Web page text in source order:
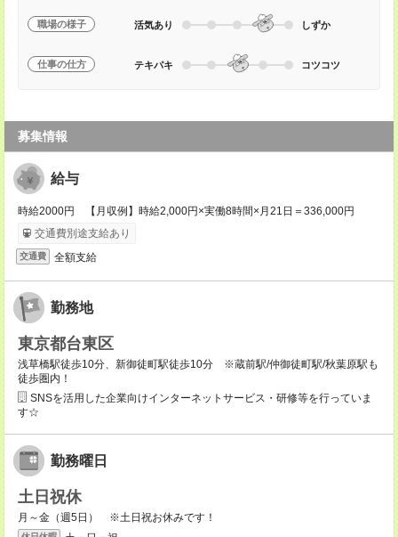
職場の様子 活気あり しずか
仕事の仕方 テキパキ コツコツ
募集情報
給与
時給2000円 【月収例】時給2,000円×実働8時間×月21日＝336,000円
交通費別途支給あり
交通費 全額支給
勤務地
東京都台東区
浅草橋駅徒歩10分、新御徒町駅徒歩10分 ※蔵前駅/仲御徒町駅/秋葉原駅も
徒歩圏内！
SNSを活用した企業向けインターネットサービス・研修等を行っていま
す☆
勤務曜日
土日祝休
月～金（週5日） ※土日祝お休みです！